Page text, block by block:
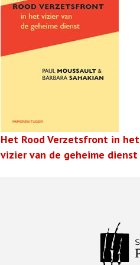
Het Rood Verzetsfront in het
vizier van de geheime dienst